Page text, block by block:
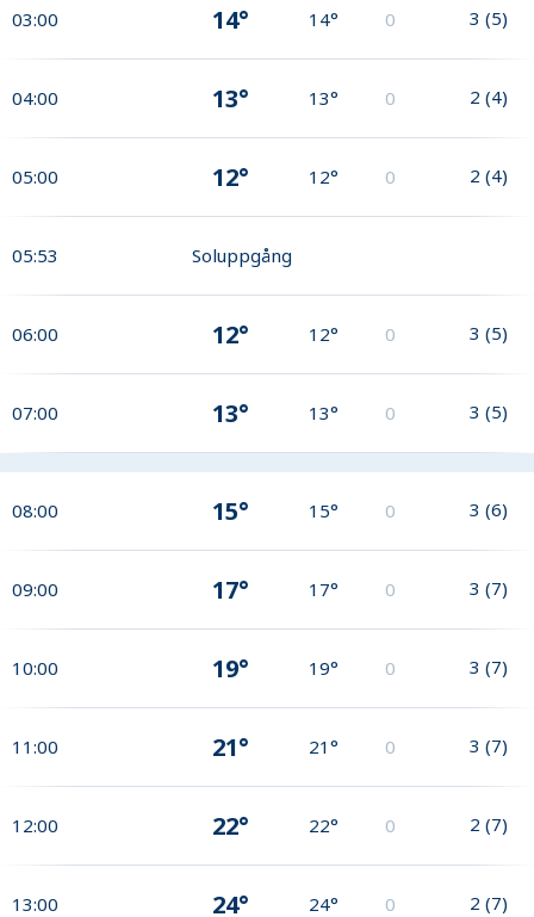
03:00 14° 14° 0 3 (5)
04:00 13° 13° 0 2 (4)
05:00 12° 12° 0 2 (4)
05:53 Soluppgång
06:00 12° 12° 0 3 (5)
07:00 13° 13° 0 3 (5)
08:00 15° 15° 0 3 (6)
09:00 17° 17° 0 3 (7)
10:00 19° 19° 0 3 (7)
11:00 21° 21° 0 3 (7)
12:00 22° 22° 0 2 (7)
13:00 24° 24° 0 2 (7)